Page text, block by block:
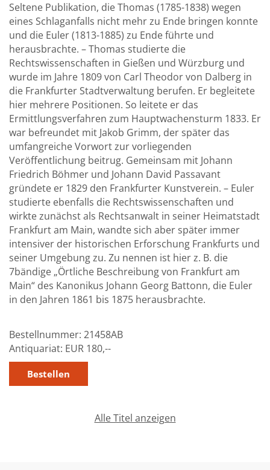
Seltene Publikation, die Thomas (1785-1838) wegen
eines Schlaganfalls nicht mehr zu Ende bringen konnte
und die Euler (1813-1885) zu Ende führte und
herausbrachte. – Thomas studierte die
Rechtswissenschaften in Gießen und Würzburg und
wurde im Jahre 1809 von Carl Theodor von Dalberg in
die Frankfurter Stadtverwaltung berufen. Er begleitete
hier mehrere Positionen. So leitete er das
Ermittlungsverfahren zum Hauptwachensturm 1833. Er
war befreundet mit Jakob Grimm, der später das
umfangreiche Vorwort zur vorliegenden
Veröffentlichung beitrug. Gemeinsam mit Johann
Friedrich Böhmer und Johann David Passavant
gründete er 1829 den Frankfurter Kunstverein. – Euler
studierte ebenfalls die Rechtswissenschaften und
wirkte zunächst als Rechtsanwalt in seiner Heimatstadt
Frankfurt am Main, wandte sich aber später immer
intensiver der historischen Erforschung Frankfurts und
seiner Umgebung zu. Zu nennen ist hier z. B. die
7bändige „Örtliche Beschreibung von Frankfurt am
Main“ des Kanonikus Johann Georg Battonn, die Euler
in den Jahren 1861 bis 1875 herausbrachte.
Bestellnummer: 21458AB
Antiquariat: EUR 180,--
Alle Titel anzeigen